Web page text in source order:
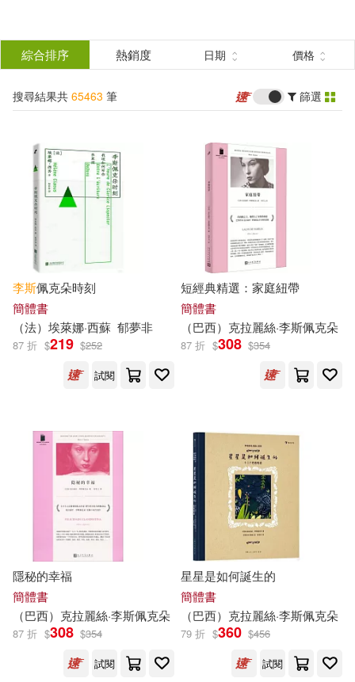
結
分類 (單選)
所有商品(65463)
圖書(36804) 影音(11904)
雜誌(838)
家居生活(1475)
美食(695)
家電(858) 保健(701)
星巴克(3) 日用清潔(917)
休閒生活(1022)
婦幼生活(668)
餐廚生活(316) 電子票證(23)
鞋包配件(2562) 票券(46)
作者
全國衛生專業技術資格考試用書編
寫專家委員會(178)
（英）柯南·道爾(176)
厲河(161) 衛斯理(129)
衛紀淮(103)
艾閣萌（英國）有限公司(102)
廖慶堂(92) 林受勳(90)
羅冠顯(90) 田辺伊衛郎(84)
出版社 (可複選)
SONY MUSIC(1403)
人民衛生出版社(1391)
Universal(1173)
Warner Classics(677)
展開
配送方式 (可複選)
綜合排序 熱銷度 日期 價格
搜尋結果共 65463 筆 篩選
李斯佩克朵時刻
簡體書
（法）埃萊娜·西蘇 郁夢非
87 折 $219 $252
試閱
短經典精選：家庭紐帶
簡體書
（巴西）克拉麗絲·李斯佩克朵
87 折 $308 $354
隱秘的幸福
簡體書
（巴西）克拉麗絲·李斯佩克朵
87 折 $308 $354
試閱
星星是如何誕生的
簡體書
（巴西）克拉麗絲·李斯佩克朵
79 折 $360 $456
試閱